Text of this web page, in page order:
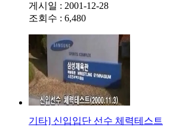
게시일 : 2001-12-28
조회수 : 6,480
기타] 신입입단 선수 체력테스트